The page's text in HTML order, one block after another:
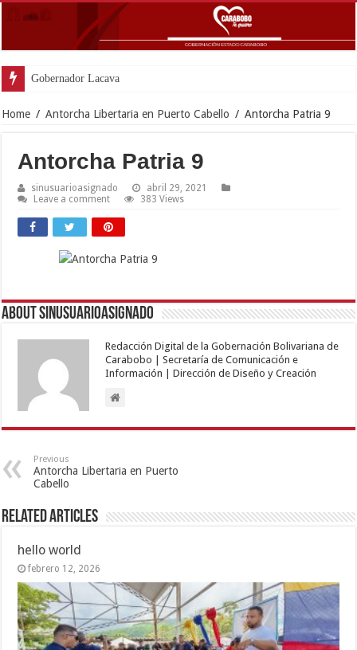
Gobernador Lacava anunció coloc
Home / Antorcha Libertaria en Puerto Cabello / Antorcha Patria 9
Antorcha Patria 9
sinusuarioasignado
abril 29, 2021
Leave a comment
383 Views
About sinusuarioasignado
Redacción Digital de la Gobernación Bolivariana de
Carabobo | Secretaría de Comunicación e
Información | Dirección de Diseño y Creación
Previous
Antorcha Libertaria en Puerto
Cabello
Related Articles
hello world
febrero 12, 2026